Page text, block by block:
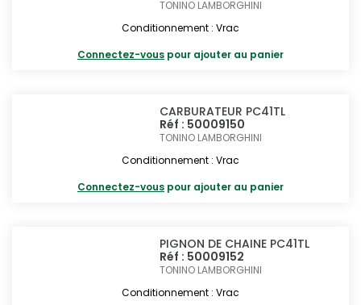
TONINO LAMBORGHINI
Conditionnement : Vrac
Connectez-vous pour ajouter au panier
CARBURATEUR PC41TL
Réf : 50009150
TONINO LAMBORGHINI
Conditionnement : Vrac
Connectez-vous pour ajouter au panier
PIGNON DE CHAINE PC41TL
Réf : 50009152
TONINO LAMBORGHINI
Conditionnement : Vrac